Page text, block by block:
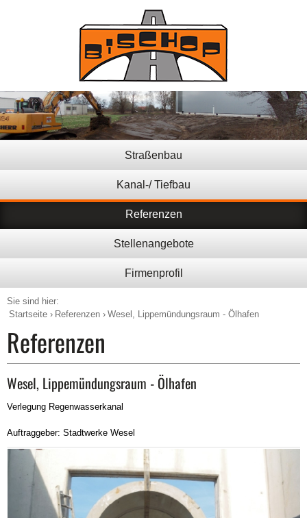
Straßenbau
Kanal-/ Tiefbau
Referenzen
Stellenangebote
Firmenprofil
Sie sind hier:
Startseite
Referenzen Wesel, Lippemündungsraum - Ölhafen
Referenzen
Wesel, Lippemündungsraum - Ölhafen
Verlegung Regenwasserkanal
Auftraggeber: Stadtwerke Wesel